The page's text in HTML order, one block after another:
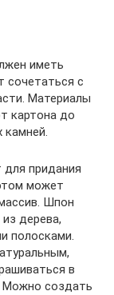
иметь
сочетаться с
Материалы
картона до
камней.
придания
может
Шпон
дерева,
полосками.
в
Можно создать